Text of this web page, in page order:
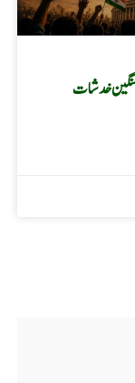
سنگین خدشات